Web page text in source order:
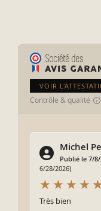
VOIR
Contrôle & qualité
Michel
Publié le 7/
6/28/2026)
Très bien